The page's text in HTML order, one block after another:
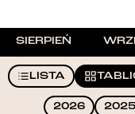
SIERPIEŃ
LISTA
2026 2025